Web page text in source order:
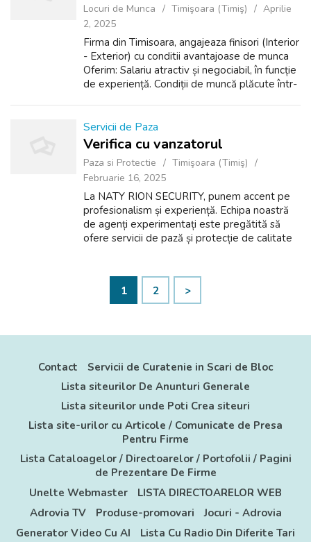
Locuri de Munca Timişoara (Timiş)
Aprilie
2, 2025
Firma din Timisoara, angajeaza finisori (Interior
- Exterior) cu conditii avantajoase de munca
Oferim: Salariu atractiv și negociabil, în funcție
de experiență. Condiții de muncă plăcute într-
Servicii de Paza
Verifica cu vanzatorul
Paza si Protectie
Timişoara (Timiş)
Februarie 16, 2025
La NATY RION SECURITY, punem accent pe
profesionalism și experiență. Echipa noastră
de agenți experimentați este pregătită să
ofere servicii de pază și protecție de calitate
1
2 >
Contact
Servicii de Curatenie in Scari de Bloc
Lista siteurilor De Anunturi Generale
Lista siteurilor unde Poti Crea siteuri
Lista site-urilor cu Articole / Comunicate de Presa
Pentru Firme
Lista Cataloagelor / Directoarelor / Portofolii / Pagini
de Prezentare De Firme
Unelte Webmaster
LISTA DIRECTOARELOR WEB
Adrovia TV
Produse-promovari
Jocuri - Adrovia
Generator Video Cu AI
Lista Cu Radio Din Diferite Tari